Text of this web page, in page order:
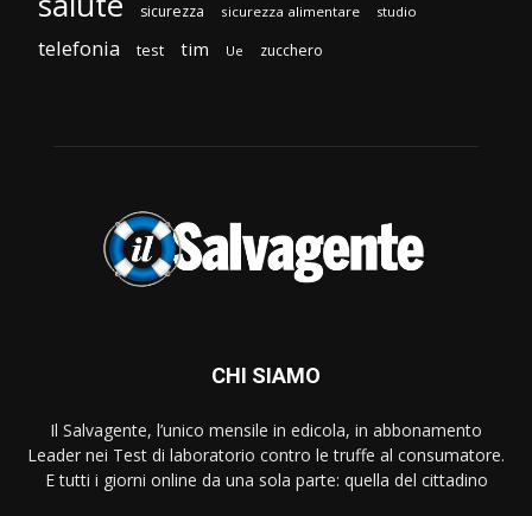
sicurezza sicurezza alimentare studio
telefonia test tim Ue zucchero
CHI SIAMO
Il Salvagente, l’unico mensile in edicola, in abbonamento
Leader nei Test di laboratorio contro le truffe al consumatore.
E tutti i giorni online da una sola parte: quella del cittadino